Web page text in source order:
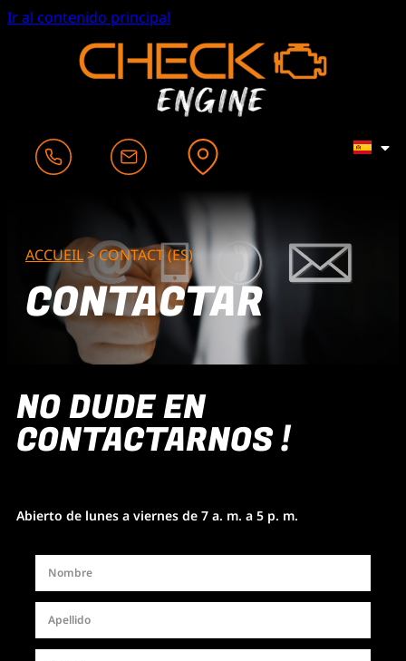
Ir al contenido principal
ACCUEIL>CONTACT (ES)
CONTACTAR
NO DUDE EN
CONTACTARNOS !
Abierto de lunes a viernes de 7 a. m. a 5 p. m.